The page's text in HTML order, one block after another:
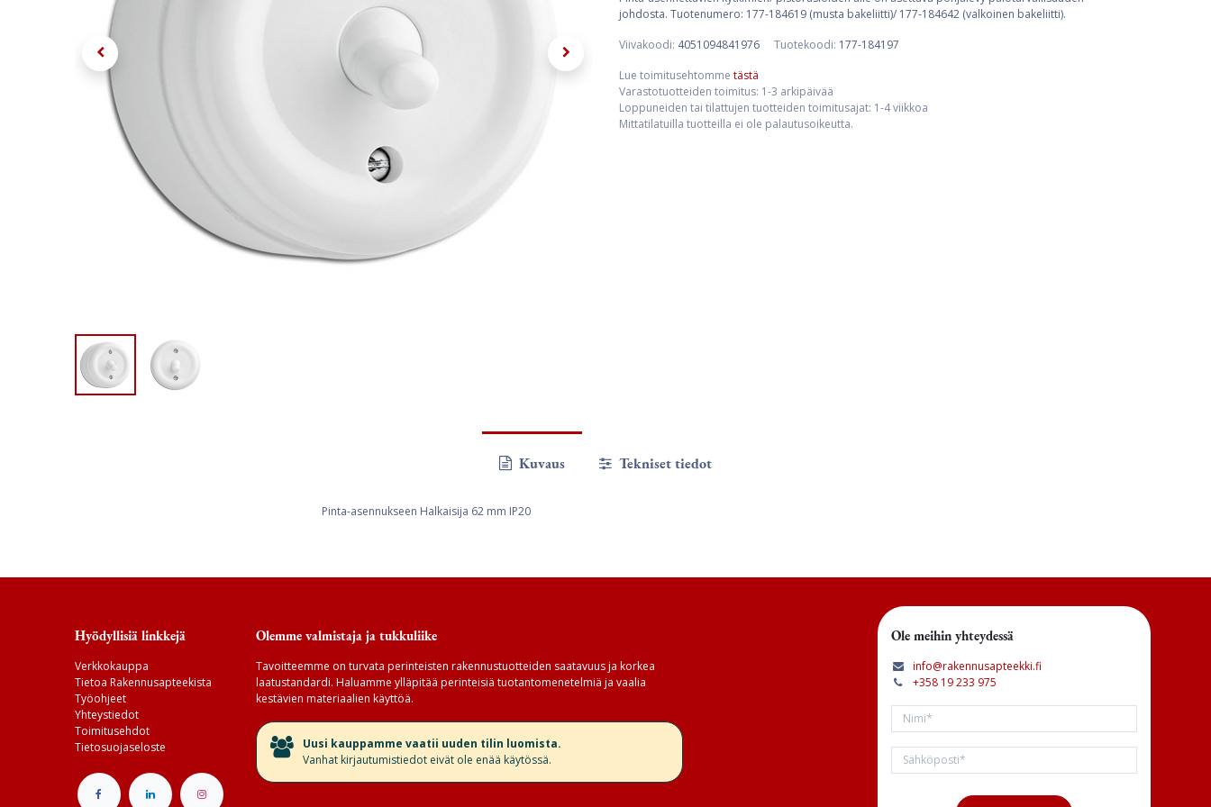
johdosta. Tuotenumero: 177-184619 (musta bakeliitti)/ 177-184642 (valkoinen bakeliitti).
Viivakoodi: 4051094841976 Tuotekoodi: 177-184197
Lue toimitusehtomme tästä
Varastotuotteiden toimitus: 1-3 arkipäivää
Loppuneiden tai tilattujen tuotteiden toimitusajat: 1-4 viikkoa
Mittatilatuilla tuotteilla ei ole palautusoikeutta.
Kuvaus Tekniset tiedot
Pinta-asennukseen Halkaisija 62 mm IP20
Hyödyllisiä linkkejä
Verkkokauppa
Tietoa Rakennusapteekista
Työohjeet
Yhteystiedot
Toimitusehdot
Tietosuojaseloste
Olemme valmistaja ja tukkuliike
Tavoitteemme on turvata perinteisten rakennustuotteiden saatavuus ja korkea
laatustandardi. Haluamme ylläpitää perinteisiä tuotantomenetelmiä ja vaalia
kestävien materiaalien käyttöä.
​Uusi kauppamme vaatii uuden tilin luomista.
Vanhat kirjautumistiedot eivät ole enää käytössä.
Ole meihin yhteydessä
info@rakennusapteekki.fi
+358 19 233 975